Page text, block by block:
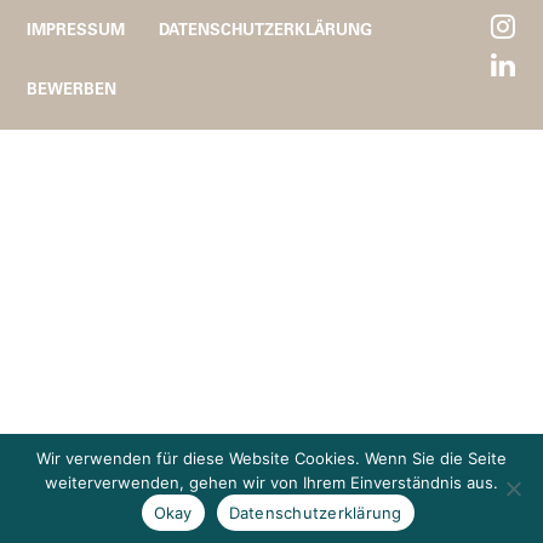
IMPRESSUM DATENSCHUTZERKLÄRUNG
BEWERBEN
Wir verwenden für diese Website Cookies. Wenn Sie die Seite
weiterverwenden, gehen wir von Ihrem Einverständnis aus.
Okay
Datenschutzerklärung